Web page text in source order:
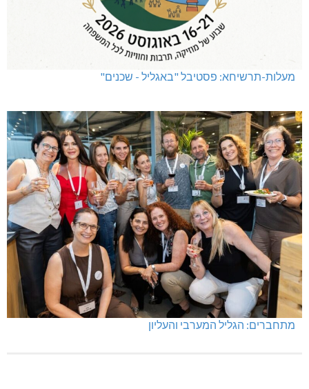
מעלות-תרשיחא: פסטיבל "באגליל - שכנים"
מתחברים: הגליל המערבי והעליון